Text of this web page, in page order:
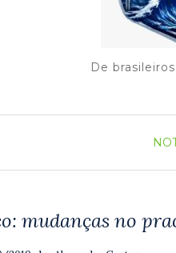
De
mudanças no